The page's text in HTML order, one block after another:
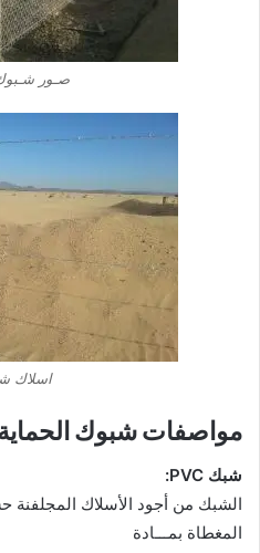
صـور
اسلاك
مواصفات شبوك
شبك PVC:
الشبك من أجود الأسلاك المجلفنة
المغطاة بمـــادة